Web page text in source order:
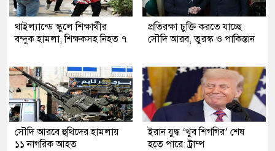
থাইল্যান্ডে স্কুলে শিক্ষার্থীর
বন্দুক হামলা, শিক্ষকসহ নিহত ৭
প্রতিরক্ষা চুক্তি করতে যাচ্ছে
সৌদি আরব, তুরস্ক ও পাকিস্তান
সৌদি আরবে হুথিদের হামলায়
১১ নাগরিক আহত
ইরান যুদ্ধ ‘খুব শিগগির’ শেষ
হতে পারে: ট্রাম্প